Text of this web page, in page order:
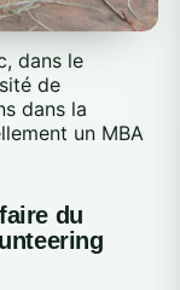
dans le
de
dans la
un MBA
du